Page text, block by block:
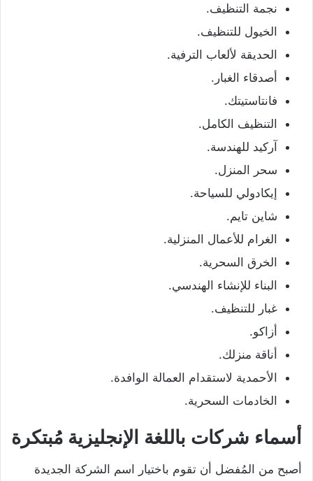
نجمة التنظيف.
الخيول للتنظيف.
الحديقة لألعاب الترفية.
أصدقاء الغبار.
فانتاستيتك.
التنظيف الكامل.
آركيد للهندسة.
سحر المنزل.
إيكادولي للسياحة.
شاين تايم.
الغرام للأعمال المنزلية.
الخرق السحرية.
البناء للإنشاء الهندسي.
غبار للتنظيف.
أزاكو.
أناقة منزلك.
الأحمدية لاستقدام العمالة الوافدة.
الخادمات السحرية.
أسماء شركات باللغة الإنجليزية مُبتكرة
أصبح من المُفضل أن تقوم باختيار اسم الشركة الجديدة